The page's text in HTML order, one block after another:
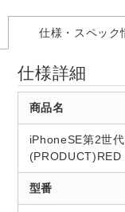
仕様・スペック
仕様詳細
商品名
iPhoneSE第2世
型番